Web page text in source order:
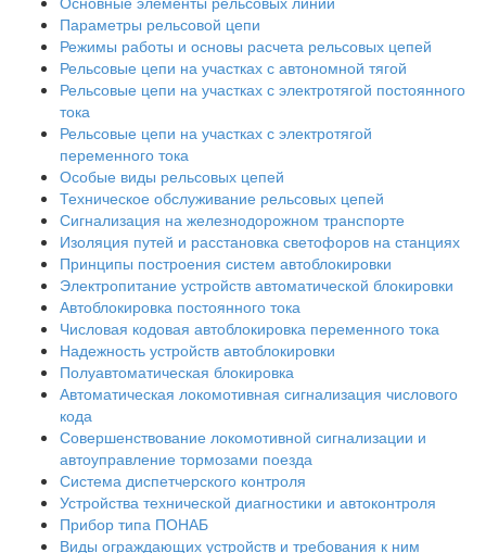
Параметры рельсовой цепи
Режимы работы и основы расчета рельсовых цепей
Рельсовые цепи на участках с автономной тягой
Рельсовые цепи на участках с электротягой постоянного
тока
Рельсовые цепи на участках с электротягой
переменного тока
Особые виды рельсовых цепей
Техническое обслуживание рельсовых цепей
Сигнализация на железнодорожном транспорте
Изоляция путей и расстановка светофоров на станциях
Принципы построения систем автоблокировки
Электропитание устройств автоматической блокировки
Автоблокировка постоянного тока
Числовая кодовая автоблокировка переменного тока
Надежность устройств автоблокировки
Полуавтоматическая блокировка
Автоматическая локомотивная сигнализация числового
кода
Совершенствование локомотивной сигнализации и
автоуправление тормозами поезда
Система диспетчерского контроля
Устройства технической диагностики и автоконтроля
Прибор типа ПОНАБ
Виды ограждающих устройств и требования к ним